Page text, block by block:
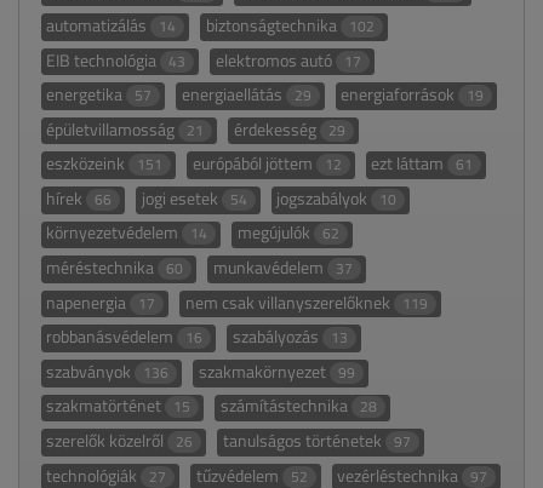
automatizálás 14 biztonságtechnika 102
EIB technológia 43 elektromos autó 17
energetika 57 energiaellátás 29 energiaforrások 19
épületvillamosság 21 érdekesség 29
eszközeink 151 európából jöttem 12 ezt láttam 61
hírek 66 jogi esetek 54 jogszabályok 10
környezetvédelem 14 megújulók 62
méréstechnika 60 munkavédelem 37
napenergia 17 nem csak villanyszerelőknek 119
robbanásvédelem 16 szabályozás 13
szabványok 136 szakmakörnyezet 99
szakmatörténet 15 számítástechnika 28
szerelők közelről 26 tanulságos történetek 97
technológiák 27 tűzvédelem 52 vezérléstechnika 97